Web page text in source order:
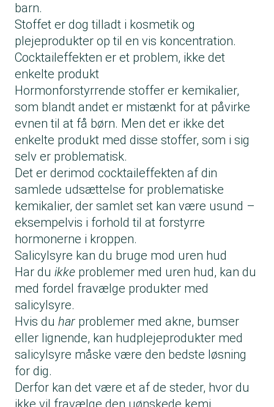
barn.
Stoffet er dog tilladt i kosmetik og
plejeprodukter op til en vis koncentration.
Cocktaileffekten er et problem, ikke det
enkelte produkt
Hormonforstyrrende stoffer er kemikalier,
som blandt andet er mistænkt for at påvirke
evnen til at få børn. Men det er ikke det
enkelte produkt med disse stoffer, som i sig
selv er problematisk.
Det er derimod cocktaileffekten af din
samlede udsættelse for problematiske
kemikalier, der samlet set kan være usund –
eksempelvis i forhold til at forstyrre
hormonerne i kroppen.
Salicylsyre kan du bruge mod uren hud
Har du ikke problemer med uren hud, kan du
med fordel fravælge produkter med
salicylsyre.
Hvis du har problemer med akne, bumser
eller lignende, kan hudplejeprodukter med
salicylsyre måske være den bedste løsning
for dig.
Derfor kan det være et af de steder, hvor du